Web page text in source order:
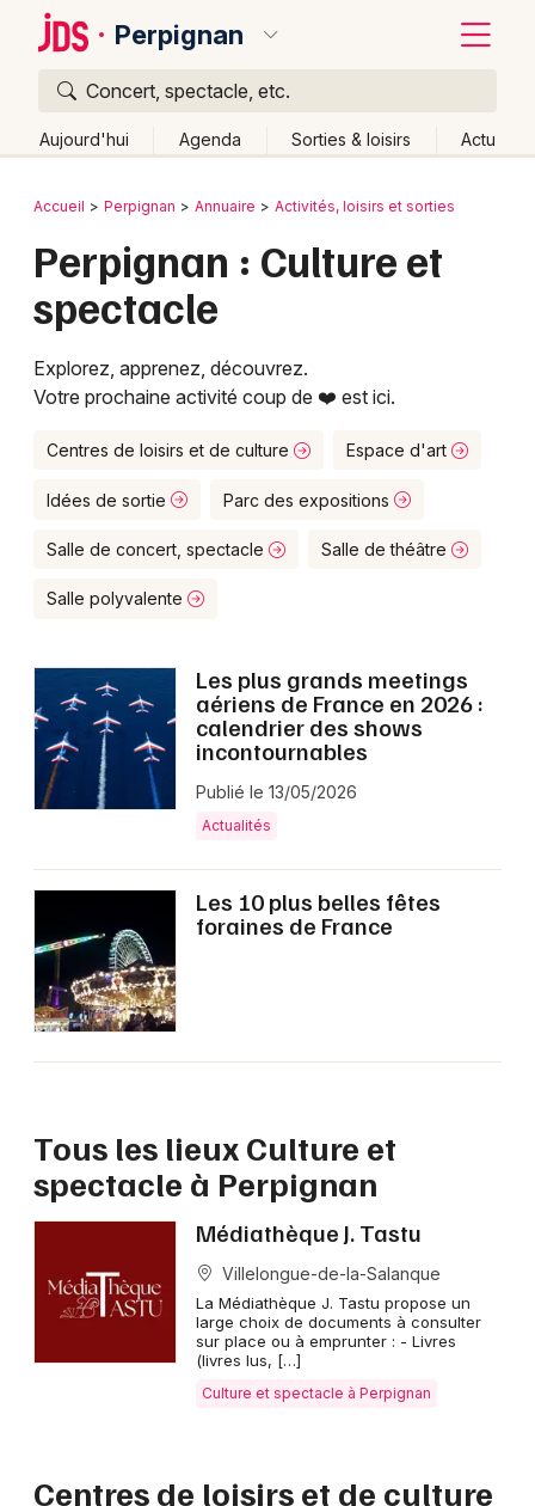
Perpignan
Concert, spectacle, etc.
Aujourd'hui Agenda Sorties & loisirs Actu
Publier un événement
Grands événements
Activité & Expérience
Sports
Soirées
Sorties famille
Expos
Sorties & loisirs
Culture et spectacle dans les Pyrénées-
Orientales
Newsletter des sorties
Artistes en tournée
Actus à Perpignan
Bordeaux
Colmar
Lyon
Marseille
Mulhouse
Montpellier
Nantes
Paris
Strasbourg
Toulouse
Retour
Accueil Perpignan Annuaire Activités, loisirs et sorties
Perpignan : Culture et
spectacle
Explorez, apprenez, découvrez.
Votre prochaine activité coup de ❤️ est ici.
Centres de loisirs et de culture Espace d'art
Idées de sortie Parc des expositions
Salle de concert, spectacle Salle de théâtre
Salle polyvalente
Les plus grands meetings
aériens de France en 2026 :
calendrier des shows
incontournables
Publié le 13/05/2026
Actualités
Les 10 plus belles fêtes
foraines de France
Tous les lieux Culture et
spectacle à Perpignan
Médiathèque J. Tastu
Villelongue-de-la-Salanque
La Médiathèque J. Tastu propose un
large choix de documents à consulter
sur place ou à emprunter : - Livres
(livres lus, […]
Culture et spectacle à Perpignan
Centres de loisirs et de culture
Quoi ?
Où ?
Languedoc-Roussillon
Partout
Près de moi
Changer de lieu
Aujourd'hui
Demain Ce week-end Autre